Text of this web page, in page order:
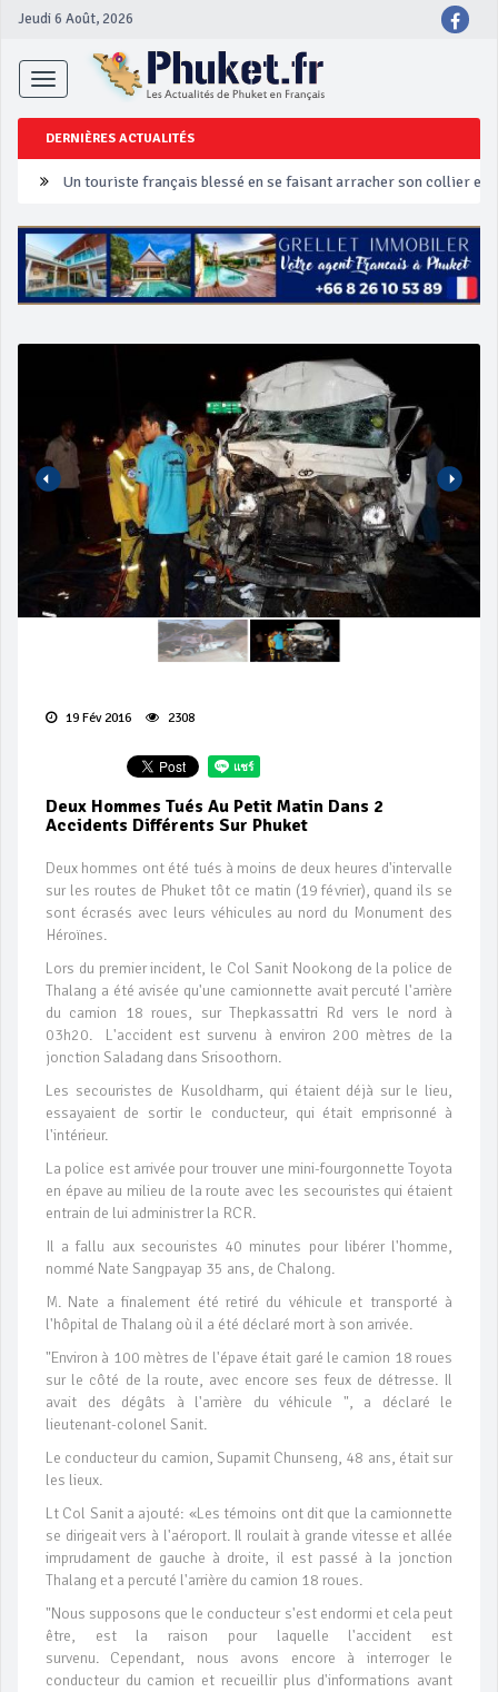
Jeudi 6 Août, 2026
Toggle
navigation
DERNIÈRES ACTUALITÉS
Un touriste français blessé en se faisant arracher son collier en
Phuket Peranakan Festival
‘Phuket Eye’ assurera la sécurité pendant Songkran
Campagne de sécurité routière ‘Seven Days of Danger’ de
19 Fév 2016 2308
Deux Hommes Tués Au Petit Matin Dans 2
Accidents Différents Sur Phuket
Deux hommes ont été tués à moins de deux heures d'intervalle
sur les routes de Phuket tôt ce matin (19 février), quand ils se
sont écrasés avec leurs véhicules au nord du Monument des
Héroïnes.
Lors du premier incident, le Col Sanit Nookong de la police de
Thalang a été avisée qu'une camionnette avait percuté l'arrière
du camion 18 roues, sur Thepkassattri Rd vers le nord à
03h20. L'accident est survenu à environ 200 mètres de la
jonction Saladang dans Srisoothorn.
Les secouristes de Kusoldharm, qui étaient déjà sur le lieu,
essayaient de sortir le conducteur, qui était emprisonné à
l'intérieur.
La police est arrivée pour trouver une mini-fourgonnette Toyota
en épave au milieu de la route avec les secouristes qui étaient
entrain de lui administrer la RCR.
Il a fallu aux secouristes 40 minutes pour libérer l'homme,
nommé Nate Sangpayap 35 ans, de Chalong.
M. Nate a finalement été retiré du véhicule et transporté à
l'hôpital de Thalang où il a été déclaré mort à son arrivée.
"Environ à 100 mètres de l'épave était garé le camion 18 roues
sur le côté de la route, avec encore ses feux de détresse. Il
avait des dégâts à l'arrière du véhicule ", a déclaré le
lieutenant-colonel Sanit.
Le conducteur du camion, Supamit Chunseng, 48 ans, était sur
les lieux.
Lt Col Sanit a ajouté: «Les témoins ont dit que la camionnette
se dirigeait vers à l'aéroport. Il roulait à grande vitesse et allée
imprudament de gauche à droite, il est passé à la jonction
Thalang et a percuté l'arrière du camion 18 roues.
"Nous supposons que le conducteur s'est endormi et cela peut
être, est la raison pour laquelle l'accident est
survenu. Cependant, nous avons encore à interroger le
conducteur du camion et recueillir plus d'informations avant